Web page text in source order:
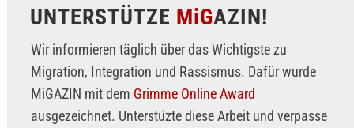
UNTERSTÜTZE MiGAZIN!
Wir informieren täglich über das Wichtigste zu
Migration, Integration und Rassismus. Dafür wurde
MiGAZIN mit dem Grimme Online Award
ausgezeichnet. Unterstüzte diese Arbeit und verpasse